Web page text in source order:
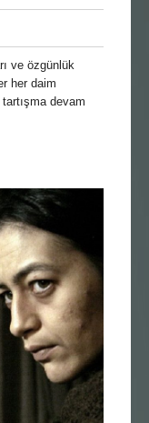
ve özgünlük
her daim
devam